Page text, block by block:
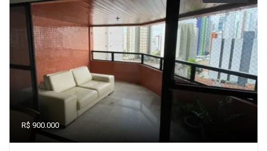
R$ 900.000